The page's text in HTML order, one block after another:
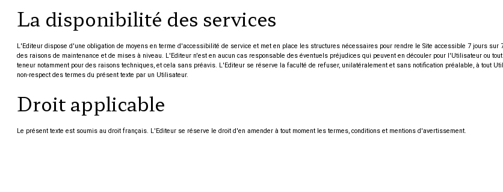
La disponibilité des services
L'Editeur dispose d'une obligation de moyens en terme d'accessibilité de service et met en place les structures nécessaires pour rendre le Site accessible 7 jours
des raisons de maintenance et de mises à niveau. L'Editeur n'est en aucun cas responsable des éventuels préjudices qui peuvent en découler pour l'Utilisateur ou
teneur notamment pour des raisons techniques, et cela sans préavis. L'Editeur se réserve la faculté de refuser, unilatéralement et sans notification préalable, à tout
non-respect des termes du présent texte par un Utilisateur.
Droit applicable
Le présent texte est soumis au droit français. L'Editeur se réserve le droit d'en amender à tout moment les termes, conditions et mentions d'avertissement.